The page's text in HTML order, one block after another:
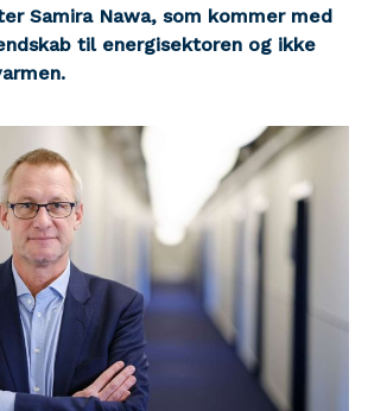
Samira Nawa, som kommer med
til energisektoren og ikke